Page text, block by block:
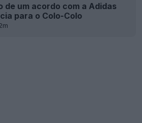
de um acordo com a Adidas
para o Colo-Colo